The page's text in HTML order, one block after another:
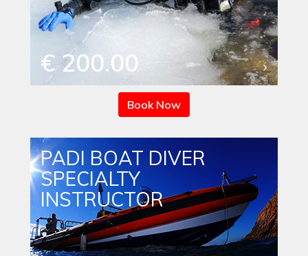
€ 200.00
Book Now
PADI BOAT DIVER
SPECIALTY
INSTRUCTOR